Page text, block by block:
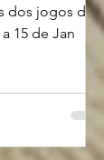
dos jogos do
15 de Jan